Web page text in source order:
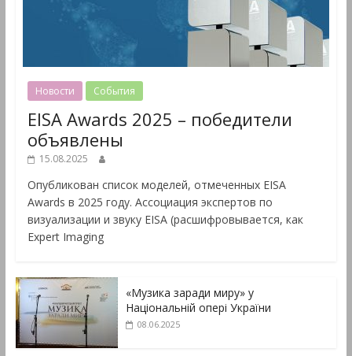
Новости События
EISA Awards 2025 – победители
объявлены
15.08.2025
Опубликован список моделей, отмеченных EISA
Awards в 2025 году. Ассоциация экспертов по
визуализации и звуку EISA (расшифровывается, как
Expert Imaging
«Музика заради миру» у
Національній опері України
08.06.2025